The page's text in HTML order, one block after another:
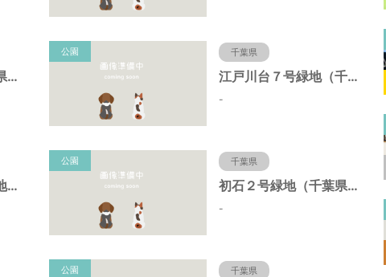
初石１号緑地（千葉県流山市）
公園 千葉県
江戸川台７号緑地（千葉県流山市）
-
江戸川台西４丁目緑地（千葉県流山市）
公園 千葉県
初石２号緑地（千葉県流山市）
-
公園 千葉県